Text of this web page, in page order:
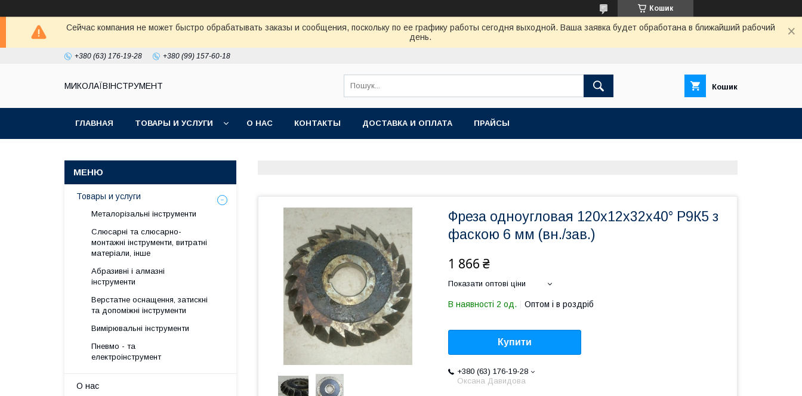
Кошик
Сейчас компания не может быстро обрабатывать заказы и сообщения, поскольку по ее графику работы сегодня выходной. Ваша заявка будет обработана в ближайший рабочий
день.
+380 (63) 176-19-28 +380 (99) 157-60-18
МИКОЛАЇВІНСТРУМЕНТ Кошик
ГЛАВНАЯ ТОВАРЫ И УСЛУГИ О НАС КОНТАКТЫ ДОСТАВКА И ОПЛАТА ПРАЙСЫ
Фреза одноугловая 120х12х32х40° Р9К5 з
фаскою 6 мм (вн./зав.)
1 866 ₴
Показати оптові ціни
В наявності 2 од. Оптом і в роздріб
Купити
+380 (63) 176-19-28
Оксана Давидова
Товары и услуги
Металорізальні інструменти
Слюсарні та слюсарно-
монтажні інструменти, витратні
матеріали, інше
Абразивні і алмазні
інструменти
Верстатне оснащення, затискні
та допоміжні інструменти
Вимірювальні інструменти
Пневмо - та
електроінструмент
О нас